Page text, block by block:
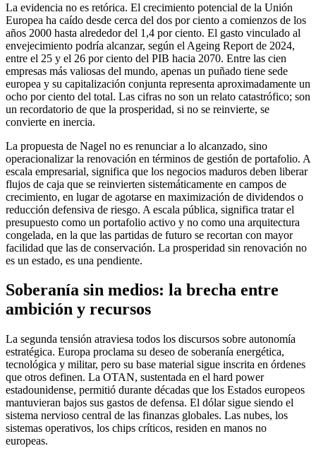
La evidencia no es retórica. El crecimiento potencial de la Unión
Europea ha caído desde cerca del dos por ciento a comienzos de los
años 2000 hasta alrededor del 1,4 por ciento. El gasto vinculado al
envejecimiento podría alcanzar, según el Ageing Report de 2024,
entre el 25 y el 26 por ciento del PIB hacia 2070. Entre las cien
empresas más valiosas del mundo, apenas un puñado tiene sede
europea y su capitalización conjunta representa aproximadamente un
ocho por ciento del total. Las cifras no son un relato catastrófico; son
un recordatorio de que la prosperidad, si no se reinvierte, se
convierte en inercia.
La propuesta de Nagel no es renunciar a lo alcanzado, sino
operacionalizar la renovación en términos de gestión de portafolio. A
escala empresarial, significa que los negocios maduros deben liberar
flujos de caja que se reinvierten sistemáticamente en campos de
crecimiento, en lugar de agotarse en maximización de dividendos o
reducción defensiva de riesgo. A escala pública, significa tratar el
presupuesto como un portafolio activo y no como una arquitectura
congelada, en la que las partidas de futuro se recortan con mayor
facilidad que las de conservación. La prosperidad sin renovación no
es un estado, es una pendiente.
Soberanía sin medios: la brecha entre
ambición y recursos
La segunda tensión atraviesa todos los discursos sobre autonomía
estratégica. Europa proclama su deseo de soberanía energética,
tecnológica y militar, pero su base material sigue inscrita en órdenes
que otros definen. La OTAN, sustentada en el hard power
estadounidense, permitió durante décadas que los Estados europeos
mantuvieran bajos sus gastos de defensa. El dólar sigue siendo el
sistema nervioso central de las finanzas globales. Las nubes, los
sistemas operativos, los chips críticos, residen en manos no
europeas.